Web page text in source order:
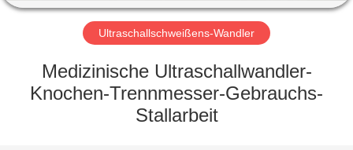
FABRIK-
AUSFLUG
QUALITÄTSKONTROLLE
Ultraschallschweißens-Wandler
Medizinische Ultraschallwandler-
Knochen-Trennmesser-Gebrauchs-
Stallarbeit